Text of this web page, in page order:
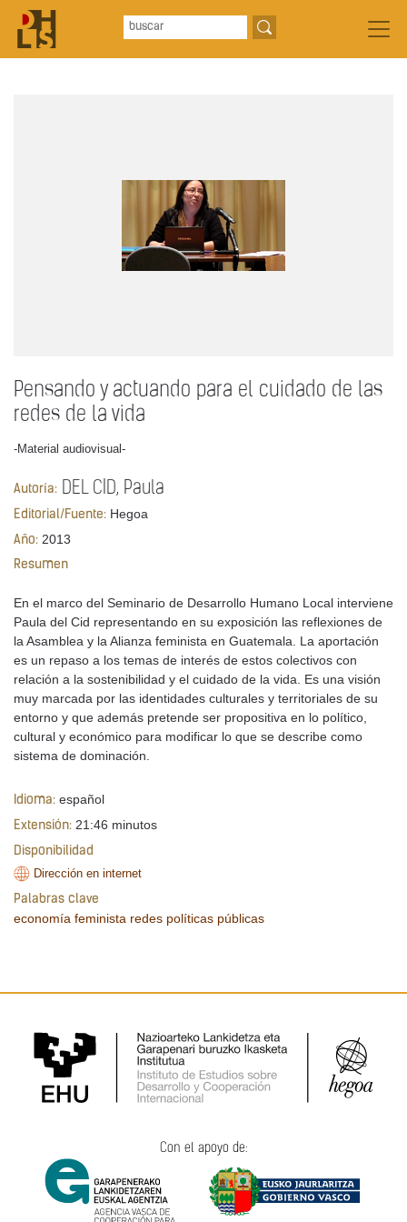
Pensando y actuando para el cuidado de las
redes de la vida
-Material audiovisual-
Autoría: DEL CID, Paula
Editorial/Fuente: Hegoa
Año: 2013
Resumen
En el marco del Seminario de Desarrollo Humano Local interviene
Paula del Cid representando en su exposición las reflexiones de
la Asamblea y la Alianza feminista en Guatemala. La aportación
es un repaso a los temas de interés de estos colectivos con
relación a la sostenibilidad y el cuidado de la vida. Es una visión
muy marcada por las identidades culturales y territoriales de su
entorno y que además pretende ser propositiva en lo político,
cultural y económico para modificar lo que se describe como
sistema de dominación.
Idioma: español
Extensión: 21:46 minutos
Disponibilidad
Dirección en internet
Palabras clave
economía feminista redes políticas públicas
Con el apoyo de: